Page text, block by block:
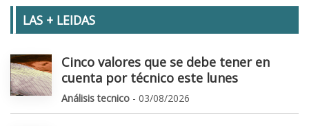
LAS + LEIDAS
Cinco valores que se debe tener en
cuenta por técnico este lunes
Análisis tecnico - 03/08/2026